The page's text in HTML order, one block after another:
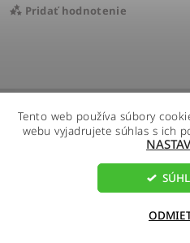
Pridať hodnotenie
Vytvoril
Tento web používa súbory
webu vyjadrujete súhlas s ich